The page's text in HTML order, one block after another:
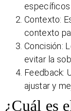
específicos
Contexto:
contexto
Concisión:
evitar la
Feedback:
ajustar y
¿Cuál es